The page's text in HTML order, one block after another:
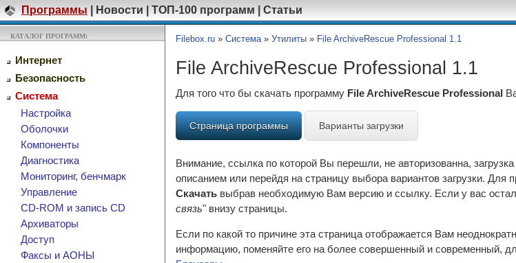
Программы Новости ТОП-100 программ Статьи
КАТАЛОГ ПРОГРАММ:
Интернет
Безопасность
Система
Настройка
Оболочки
Компоненты
Диагностика
Мониторинг, бенчмарк
Управление
CD-ROM и запись CD
Архиваторы
Доступ
Факсы и АОНЫ
Filebox.ru » Система» Утилиты » File ArchiveRescue Professional 1.1
File ArchiveRescue Professional 1.1
Для того что бы скачать программу File ArchiveRescue Professional
Страница программы Варианты загрузки
Внимание, ссылка по которой Вы перешли, не авторизованна,
описанием или перейдя на страницу выбора вариантов загрузки. Для
Скачать выбрав необходимую Вам версию и ссылку. Если у вас
связь" внизу страницы.
Если по какой то причине эта страница отображается Вам
информацию, поменяйте его на более совершенный и современный,